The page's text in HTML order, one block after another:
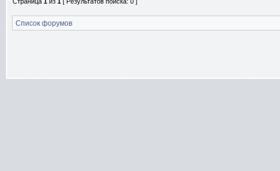
Список форумов